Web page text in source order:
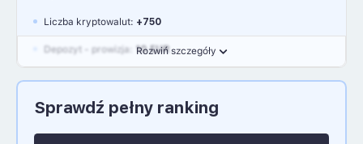
Rozwiń szczegóły
Liczba kryptowalut: +750
Depozyt - prowizja: 10 EUR
Język polski: NIE
Sprawdź pełny ranking